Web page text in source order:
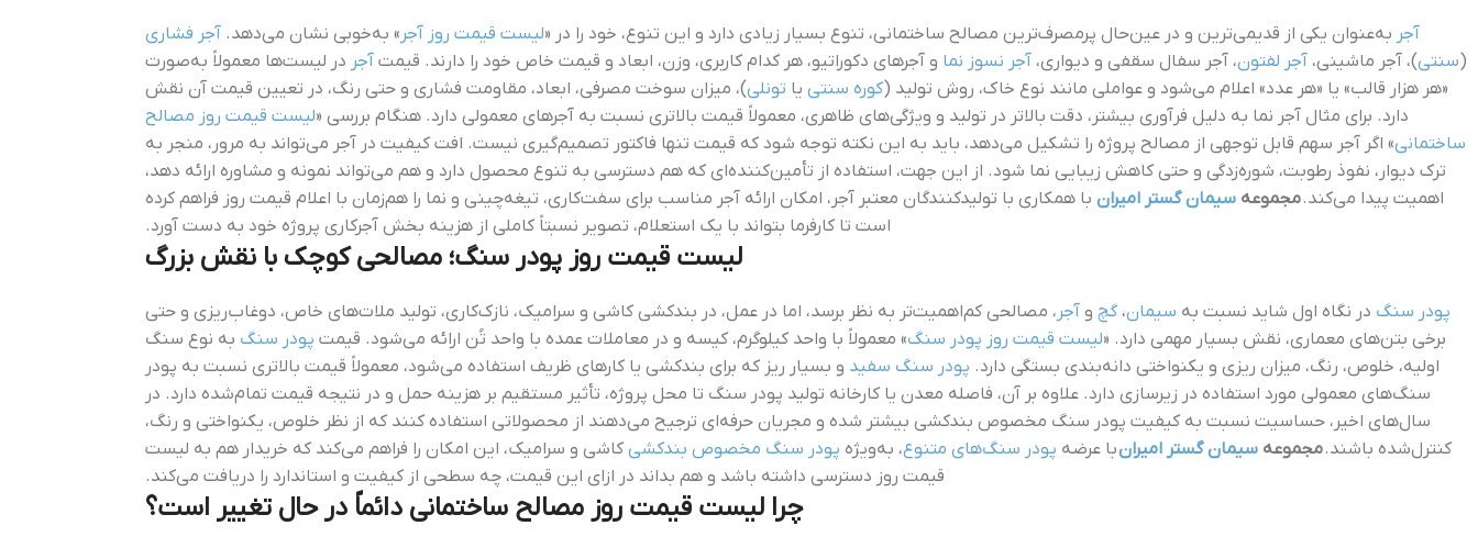
آجر به‌عنوان یکی از قدیمی‌ترین و در عین‌حال پرمصرف‌ترین مصالح ساختمانی، تنوع بسیار زیادی دارد و این تنوع، خود را در «لیست قیمت روز آجر » به‌خوبی نشان می‌دهد. آجر فشاری
(سنتی)، آجر ماشینی، آجر لفتون، آجر سفال سقفی و دیواری، آجر نسوز نما و آجرهای دکوراتیو، هر کدام کاربری، وزن، ابعاد و قیمت خاص خود را دارند. قیمت آجر در لیست‌ها معمولاً به‌صورت
«هر هزار قالب» یا «هر عدد» اعلام می‌شود و عواملی مانند نوع خاک، روش تولید (کوره سنتی یا تونلی)، میزان سوخت مصرفی، ابعاد، مقاومت فشاری و حتی رنگ، در تعیین قیمت آن نقش
دارد. برای مثال آجر نما به دلیل فرآوری بیشتر، دقت بالاتر در تولید و ویژگی‌های ظاهری، معمولاً قیمت بالاتری نسبت به آجرهای معمولی دارد. هنگام بررسی «لیست قیمت روز مصالح
ساختمانی» اگر آجر سهم قابل توجهی از مصالح پروژه را تشکیل می‌دهد، باید به این نکته توجه شود که قیمت تنها فاکتور تصمیم‌گیری نیست. افت کیفیت در آجر می‌تواند به مرور، منجر به
ترک دیوار، نفوذ رطوبت، شوره‌زدگی و حتی کاهش زیبایی نما شود. از این جهت، استفاده از تأمین‌کننده‌ای که هم دسترسی به تنوع محصول دارد و هم می‌تواند نمونه و مشاوره ارائه دهد،
اهمیت پیدا می‌کند.مجموعه سیمان گستر امیران با همکاری با تولیدکنندگان معتبر آجر، امکان ارائه آجر مناسب برای سفت‌کاری، تیغه‌چینی و نما را هم‌زمان با اعلام قیمت روز فراهم کرده
است تا کارفرما بتواند با یک استعلام، تصویر نسبتاً کاملی از هزینه بخش آجرکاری پروژه خود به دست آورد.
لیست قیمت روز پودر سنگ؛ مصالحی کوچک با نقش بزرگ
پودر سنگ در نگاه اول شاید نسبت به سیمان،گچ و آجر ، مصالحی کم‌اهمیت‌تر به نظر برسد، اما در عمل، در بندکشی کاشی و سرامیک، نازک‌کاری، تولید ملات‌های خاص، دوغاب‌ریزی و حتی
برخی بتن‌های معماری، نقش بسیار مهمی دارد. «لیست قیمت روز پودر سنگ» معمولاً با واحد کیلوگرم، کیسه و در معاملات عمده با واحد تُن ارائه می‌شود. قیمت پودر سنگ به نوع سنگ
اولیه، خلوص، رنگ، میزان ریزی و یکنواختی دانه‌بندی بستگی دارد. پودر سنگ سفید و بسیار ریز که برای بندکشی یا کارهای ظریف استفاده می‌شود، معمولاً قیمت بالاتری نسبت به پودر
سنگ‌های معمولی مورد استفاده در زیرسازی دارد. علاوه بر آن، فاصله معدن یا کارخانه تولید پودر سنگ تا محل پروژه، تأثیر مستقیم بر هزینه حمل و در نتیجه قیمت تمام‌شده دارد. در
سال‌های اخیر، حساسیت نسبت به کیفیت پودر سنگ مخصوص بندکشی بیشتر شده و مجریان حرفه‌ای ترجیح می‌دهند از محصولاتی استفاده کنند که از نظر خلوص، یکنواختی و رنگ،
کنترل‌شده باشند.مجموعه سیمان گستر امیرانبا عرضه پودر سنگ‌های متنوع، به‌ویژه پودر سنگ مخصوص بندکشی کاشی و سرامیک، این امکان را فراهم می‌کند که خریدار هم به لیست
قیمت روز دسترسی داشته باشد و هم بداند در ازای این قیمت، چه سطحی از کیفیت و استاندارد را دریافت می‌کند.
چرا لیست قیمت روز مصالح ساختمانی دائماً در حال تغییر است؟